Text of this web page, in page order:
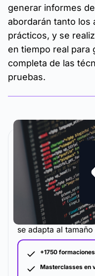
generar informes
abordarán tanto los
prácticos, y se
en tiempo real para
completa de las
pruebas.
La metodología y
se adapta al
+1750 formaciones
Masterclasses en